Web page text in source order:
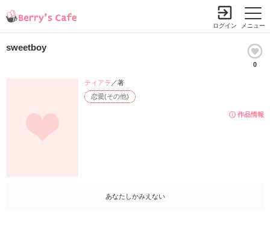
メニュー
ログイン
sweetboy
0
作品情報
恋愛(その他)
ティアラ ／著
あなたしかみえない